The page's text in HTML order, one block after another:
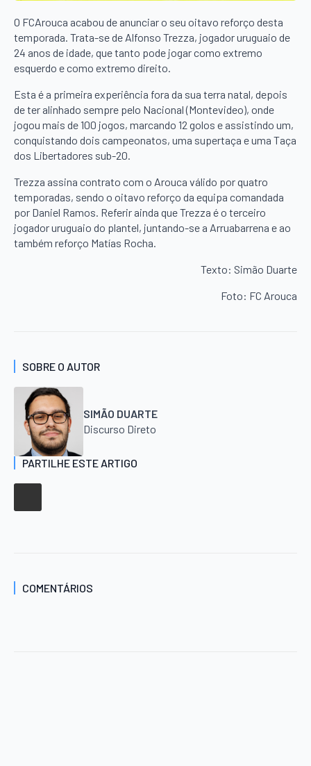
O FCArouca acabou de anunciar o seu oitavo reforço desta
temporada. Trata-se de Alfonso Trezza, jogador uruguaio de
24 anos de idade, que tanto pode jogar como extremo
esquerdo e como extremo direito.
Esta é a primeira experiência fora da sua terra natal, depois
de ter alinhado sempre pelo Nacional (Montevideo), onde
jogou mais de 100 jogos, marcando 12 golos e assistindo um,
conquistando dois campeonatos, uma supertaça e uma Taça
dos Libertadores sub-20.
Trezza assina contrato com o Arouca válido por quatro
temporadas, sendo o oitavo reforço da equipa comandada
por Daniel Ramos. Referir ainda que Trezza é o terceiro
jogador uruguaio do plantel, juntando-se a Arruabarrena e ao
também reforço Matías Rocha.
Texto: Simão Duarte
Foto: FC Arouca
SOBRE O AUTOR
SIMÃO DUARTE
Discurso Direto
PARTILHE ESTE ARTIGO
COMENTÁRIOS